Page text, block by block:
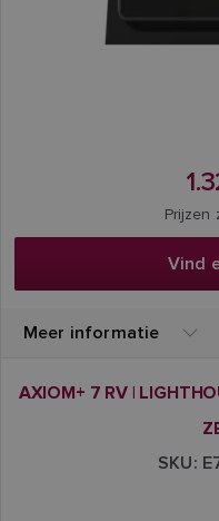
Prijzen
Vind
Meer informatie
AXIOM+ 7 RV |
SKU: